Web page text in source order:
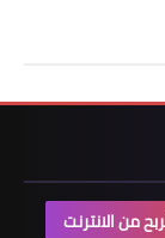
من الانترنت